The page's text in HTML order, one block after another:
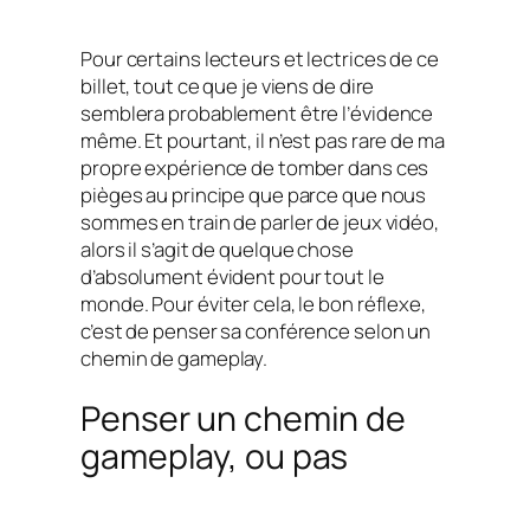
Pour certains lecteurs et lectrices de ce
billet, tout ce que je viens de dire
semblera probablement être l’évidence
même. Et pourtant, il n’est pas rare de ma
propre expérience de tomber dans ces
pièges au principe que parce que nous
sommes en train de parler de jeux vidéo,
alors il s’agit de quelque chose
d’absolument évident pour tout le
monde. Pour éviter cela, le bon réflexe,
c’est de penser sa conférence selon un
chemin de gameplay.
Penser un chemin de
gameplay, ou pas